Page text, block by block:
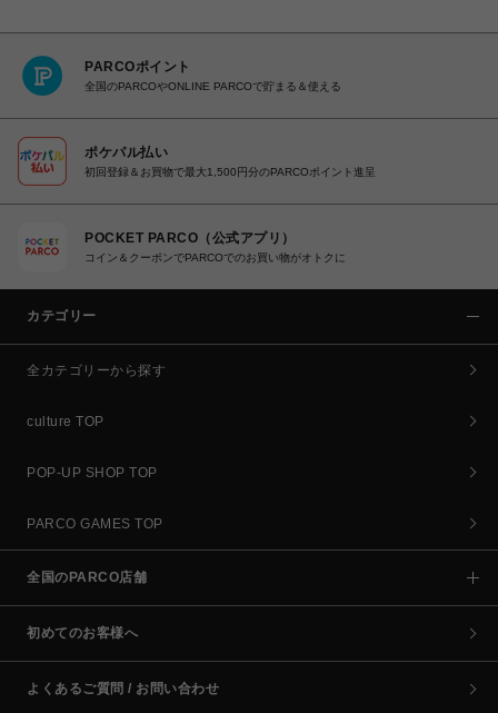
PARCOポイント
全国のPARCOやONLINE PARCOで貯まる＆使える
ポケパル払い
初回登録＆お買物で最大1,500円分のPARCOポイント進呈
POCKET PARCO（公式アプリ）
コイン＆クーポンでPARCOでのお買い物がオトクに
カテゴリー
全カテゴリーから探す
culture TOP
POP-UP SHOP TOP
PARCO GAMES TOP
全国のPARCO店舗
初めてのお客様へ
よくあるご質問 / お問い合わせ